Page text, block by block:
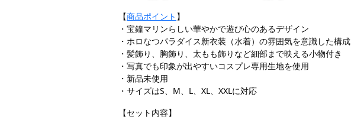
【商品ポイント 】
・宝鐘マリンらしい華やかで遊び心のあるデザイン
・ホロなつパラダイス新衣装（水着）の雰囲気を意識した構成
・髪飾り、胸飾り、太もも飾りなど細部まで映える小物付き
・写真でも印象が出やすいコスプレ専用生地を使用
・新品未使用
・サイズはS、M、L、XL、XXLに対応
【セット内容】